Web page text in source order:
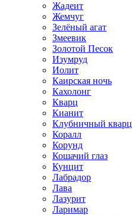
Жадеит
Жемчуг
Зелёный агат
Змеевик
Золотой Песок
Изумруд
Иолит
Каирская ночь
Кахолонг
Кварц
Кианит
Клубничный кварц
Коралл
Корунд
Кошачий глаз
Кунцит
Лабрадор
Лава
Лазурит
Ларимар